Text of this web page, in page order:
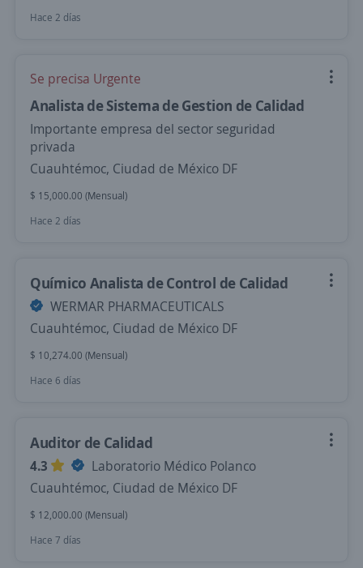
Hace 2 días
Se precisa Urgente
Analista de Sistema de Gestion de Calidad
Importante empresa del sector seguridad
privada
Cuauhtémoc, Ciudad de México DF
$ 15,000.00 (Mensual)
Hace 2 días
Químico Analista de Control de Calidad
WERMAR PHARMACEUTICALS
Cuauhtémoc, Ciudad de México DF
$ 10,274.00 (Mensual)
Hace 6 días
Auditor de Calidad
4.3
Laboratorio Médico Polanco
Cuauhtémoc, Ciudad de México DF
$ 12,000.00 (Mensual)
Hace 7 días